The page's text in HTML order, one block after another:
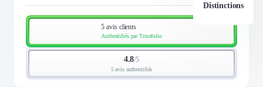
Distinctions
5 avis clients
Authentifiés par Trustfolio
4.8/5
5 avis authentifiés